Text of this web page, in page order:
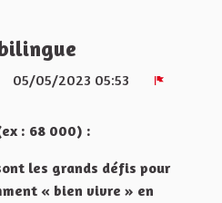
05/05/2023 05:53
: 68 000) :
les grands défis pour
« bien vivre » en